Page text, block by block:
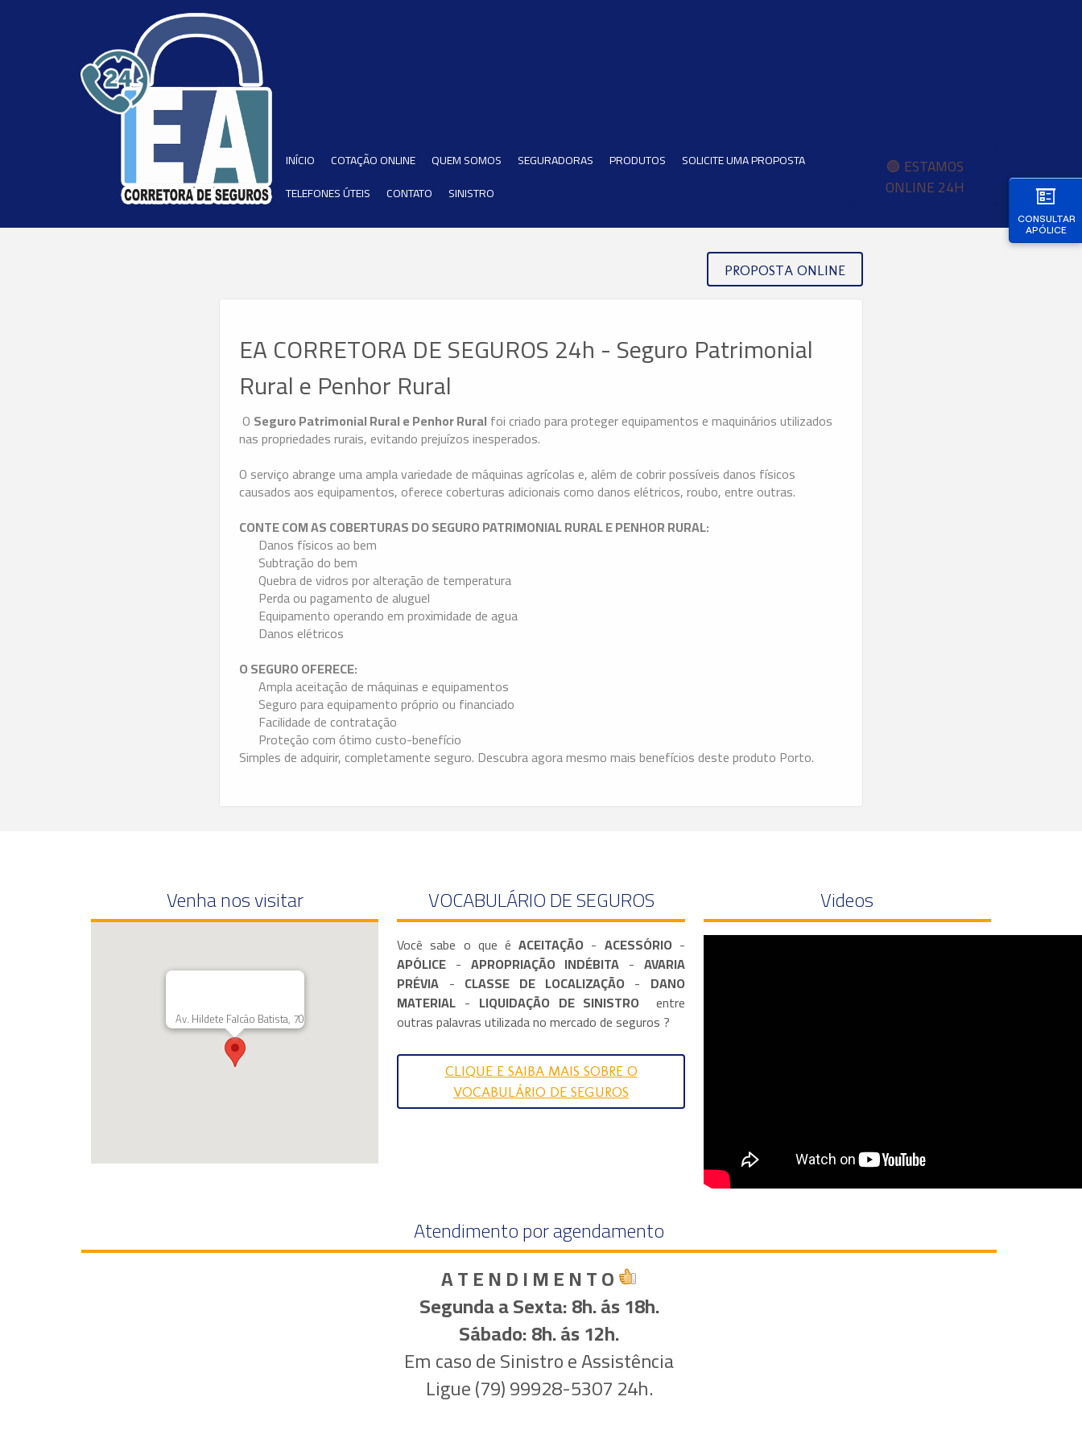
CONSULTAR
APÓLICE
INÍCIO COTAÇÃO ONLINE QUEM SOMOS SEGURADORAS PRODUTOS
SOLICITE UMA PROPOSTA
TELEFONES ÚTEIS
CONTATO SINISTRO
🟢 ESTAMOS
ONLINE 24H
PROPOSTA ONLINE
EA CORRETORA DE SEGUROS 24h - Seguro Patrimonial
Rural e Penhor Rural
O Seguro Patrimonial Rural e Penhor Rural foi criado para proteger equipamentos e maquinários utilizados
nas propriedades rurais, evitando prejuízos inesperados.
O serviço abrange uma ampla variedade de máquinas agrícolas e, além de cobrir possíveis danos físicos
causados aos equipamentos, oferece coberturas adicionais como danos elétricos, roubo, entre outras.
CONTE COM AS COBERTURAS DO SEGURO PATRIMONIAL RURAL E PENHOR RURAL:
Danos físicos ao bem
Subtração do bem
Quebra de vidros por alteração de temperatura
Perda ou pagamento de aluguel
Equipamento operando em proximidade de agua
Danos elétricos
O SEGURO OFERECE:
Ampla aceitação de máquinas e equipamentos
Seguro para equipamento próprio ou financiado
Facilidade de contratação
Proteção com ótimo custo-benefício
Simples de adquirir, completamente seguro. Descubra agora mesmo mais benefícios deste produto Porto.
Venha nos visitar
Av. Hildete Falcão Batista, 70
VOCABULÁRIO DE SEGUROS
Você sabe o que éACEITAÇÃO - ACESSÓRIO-
APÓLICE -APROPRIAÇÃO INDÉBITA- AVARIA
PRÉVIA - CLASSE DE LOCALIZAÇÃO- DANO
MATERIAL - LIQUIDAÇÃO DE SINISTRO
entre
outras palavras utilizada no mercado de seguros ?​
CLIQUE E SAIBA MAIS SOBRE O
VOCABULÁRIO DE SEGUROS
Videos
Atendimento por agendamento
A T E N D I M E N T O
Segunda a Sexta: 8h. ás 18h.
​Sábado: 8h. ás 12h.
Em caso de Sinistro e Assistência
Ligue (79) 99928-5307 24h.